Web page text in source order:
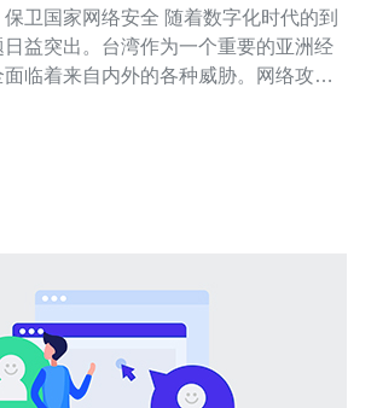
络安全 随着数字化时代的到
益突出。台湾作为一个重要的亚洲经
临着来自内外的各种威胁。网络攻